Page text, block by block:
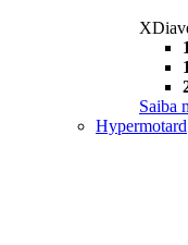
Saiba
Hypermotard